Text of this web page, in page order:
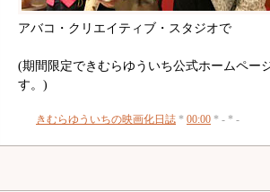
アバコ・クリエイティブ・スタジオで
(期間限定できむらゆういち公式ホームペー
す。)
きむらゆういちの映画化日誌 * 00:00 * - * -